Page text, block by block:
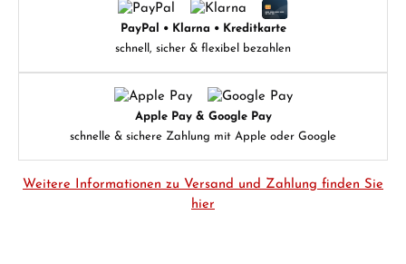
PayPal • Klarna • Kreditkarte
schnell, sicher & flexibel bezahlen
Apple Pay & Google Pay
schnelle & sichere Zahlung mit Apple oder Google
Weitere Informationen zu Versand und Zahlung finden Sie
hier